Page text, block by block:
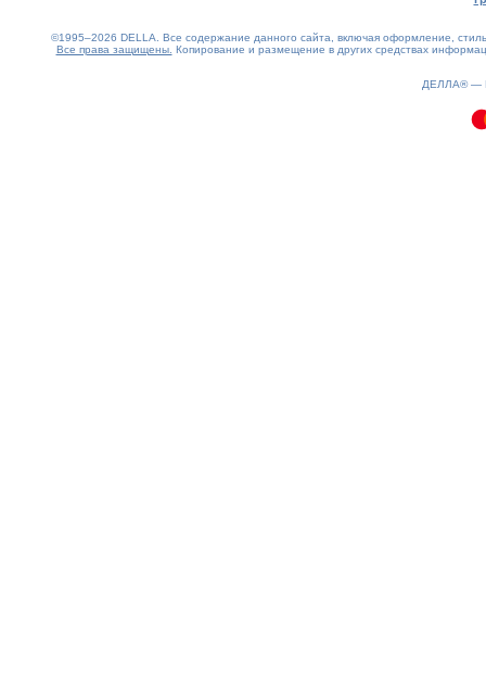
©1995–2026 DELLA. Все содержание данного сайта, включая оформление,
Все права защищены. Копирование и размещение в других средствах
ДЕЛЛА® —